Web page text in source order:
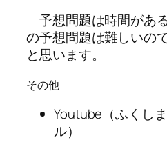
予想問題は時間があ
の予想問題は難しいの
と思います。
その他
Youtube（ふくし
ル）